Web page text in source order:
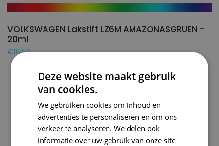
VOLKSWAGEN Lakstift LZ6M AMAZONASGRUEN –
20ml
€16,50
Deze website maakt gebruik
van cookies.
We gebruiken cookies om inhoud en
advertenties te personaliseren en om ons
verkeer te analyseren. We delen ook
informatie over uw gebruik van onze site